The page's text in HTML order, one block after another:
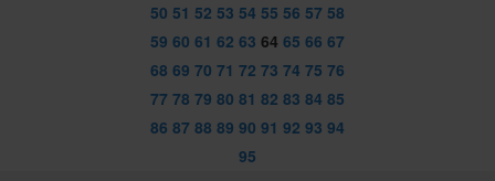
50 51 52 53 54 55 56 57 58
59 60 61 62 63 64 65 66 67
68 69 70 71 72 73 74 75 76
77 78 79 80 81 82 83 84 85
86 87 88 89 90 91 92 93 94
95